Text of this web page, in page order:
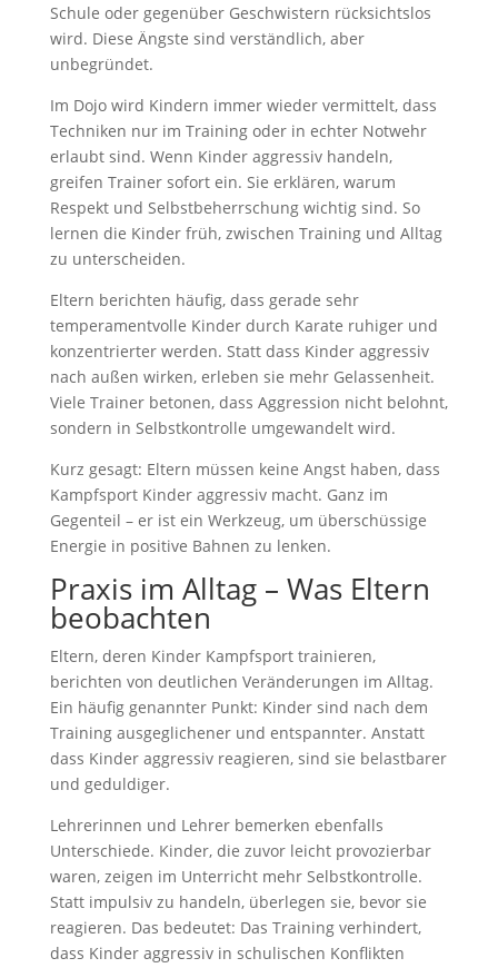
Schule oder gegenüber Geschwistern rücksichtslos
wird. Diese Ängste sind verständlich, aber
unbegründet.
Im Dojo wird Kindern immer wieder vermittelt, dass
Techniken nur im Training oder in echter Notwehr
erlaubt sind. Wenn Kinder aggressiv handeln,
greifen Trainer sofort ein. Sie erklären, warum
Respekt und Selbstbeherrschung wichtig sind. So
lernen die Kinder früh, zwischen Training und Alltag
zu unterscheiden.
Eltern berichten häufig, dass gerade sehr
temperamentvolle Kinder durch Karate ruhiger und
konzentrierter werden. Statt dass Kinder aggressiv
nach außen wirken, erleben sie mehr Gelassenheit.
Viele Trainer betonen, dass Aggression nicht belohnt,
sondern in Selbstkontrolle umgewandelt wird.
Kurz gesagt: Eltern müssen keine Angst haben, dass
Kampfsport Kinder aggressiv macht. Ganz im
Gegenteil – er ist ein Werkzeug, um überschüssige
Energie in positive Bahnen zu lenken.
Praxis im Alltag – Was Eltern
beobachten
Eltern, deren Kinder Kampfsport trainieren,
berichten von deutlichen Veränderungen im Alltag.
Ein häufig genannter Punkt: Kinder sind nach dem
Training ausgeglichener und entspannter. Anstatt
dass Kinder aggressiv reagieren, sind sie belastbarer
und geduldiger.
Lehrerinnen und Lehrer bemerken ebenfalls
Unterschiede. Kinder, die zuvor leicht provozierbar
waren, zeigen im Unterricht mehr Selbstkontrolle.
Statt impulsiv zu handeln, überlegen sie, bevor sie
reagieren. Das bedeutet: Das Training verhindert,
dass Kinder aggressiv in schulischen Konflikten